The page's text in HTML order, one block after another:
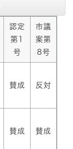
認定
第1
号
市議
案第
8号
賛成 反対
賛成 賛成